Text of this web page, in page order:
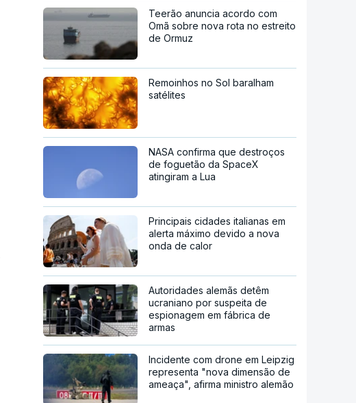
Teerão anuncia acordo com
Omã sobre nova rota no estreito
de Ormuz
Remoinhos no Sol baralham
satélites
NASA confirma que destroços
de foguetão da SpaceX
atingiram a Lua
Principais cidades italianas em
alerta máximo devido a nova
onda de calor
Autoridades alemãs detêm
ucraniano por suspeita de
espionagem em fábrica de
armas
Incidente com drone em Leipzig
representa "nova dimensão de
ameaça", afirma ministro alemão